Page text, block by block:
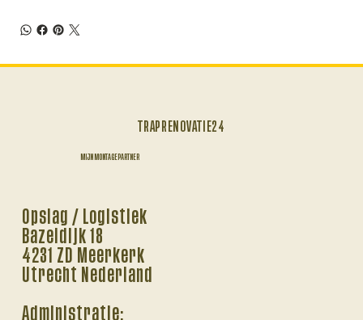
TRAPRENOVATIE24
MIJN MONTAGEPARTNER
Opslag / Logistiek
Bazeldijk 18
4231 ZD Meerkerk
Utrecht Nederland
Administratie: